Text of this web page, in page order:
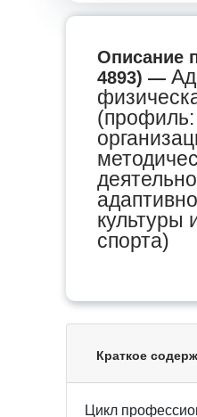
Описание
4893) —
(профиль:
культуры
спорта)
Краткое
Цикл